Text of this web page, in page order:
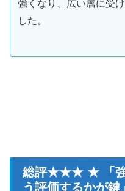
強くなり、広い層に受
した。
総評★★★ ★ 「強
う評価するかが鍵」